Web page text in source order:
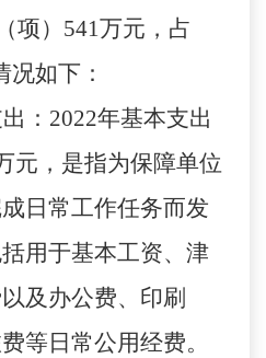
项） 541万元，占
况如下：
： 2022年基本支出
元，是指为保障单位
日常工作任务而发
用于基本工资、津
及办公费、印刷
等日常公用经费。